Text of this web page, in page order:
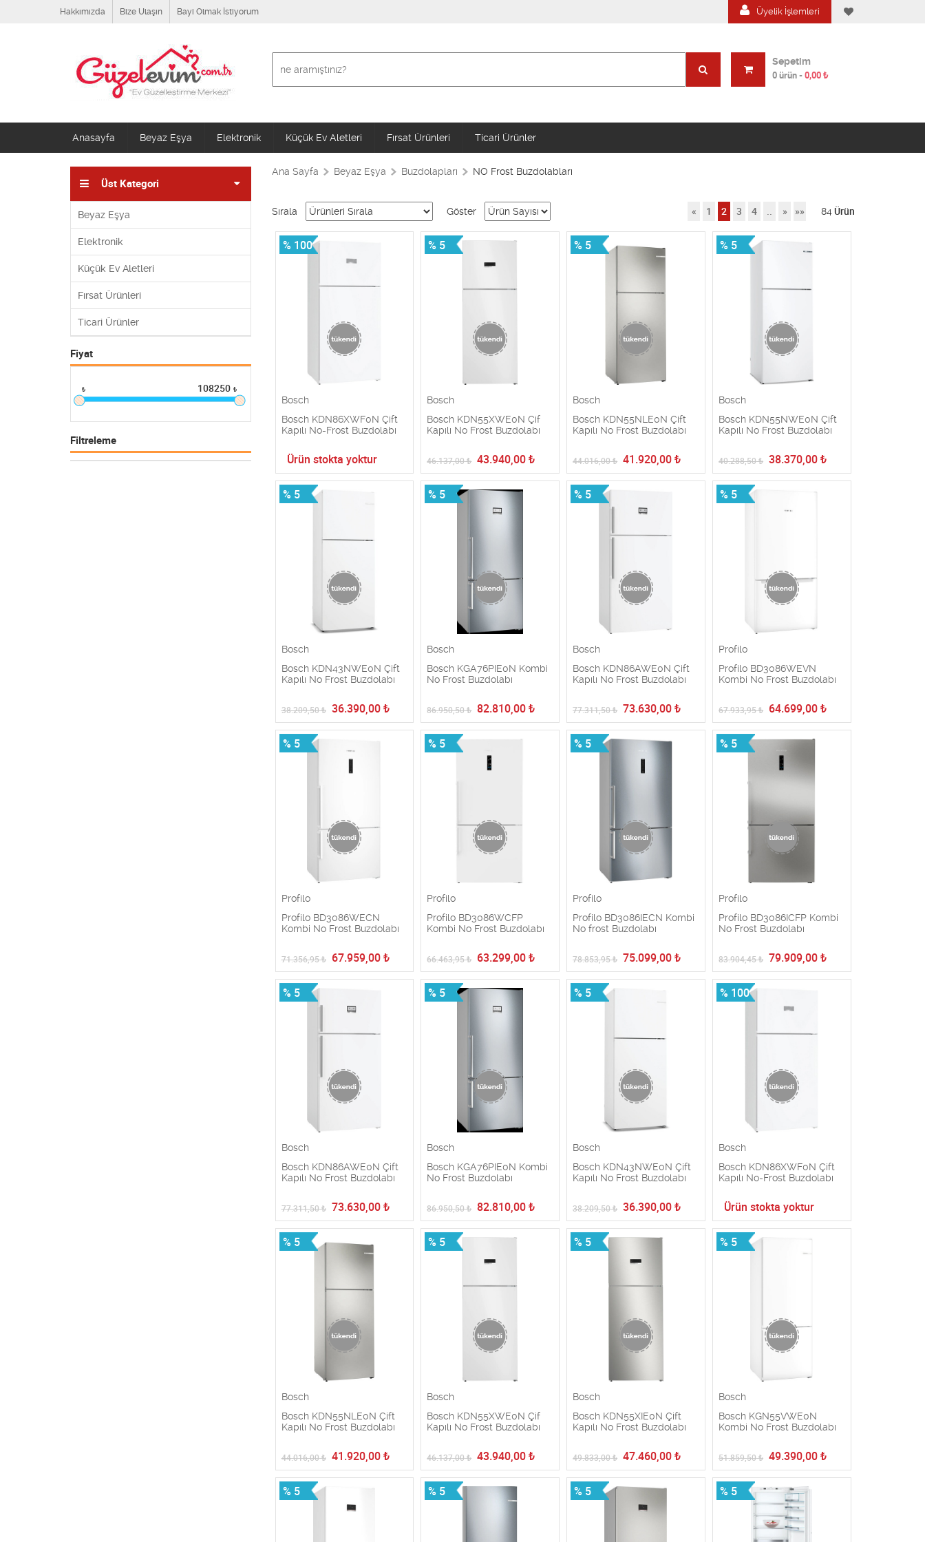
Hakkımızda Bize Ulaşın Bayi Olmak İstiyorum Üyelik İşlemleri
Sepetim
0 ürün - 0,00 ₺
Anasayfa Beyaz Eşya Elektronik Küçük Ev Aletleri Fırsat Ürünleri Ticari Ürünler
Üst Kategori
Beyaz Eşya
Elektronik
Küçük Ev Aletleri
Fırsat Ürünleri
Ticari Ürünler
Fiyat
₺ 108250₺
Filtreleme
Ana Sayfa Beyaz Eşya Buzdolapları NO Frost Buzdolabları
Sırala Göster 84Ürün
« 1 2 3 4 » »»
% 100
Bosch
Bosch KDN86XWF0N Çift
Kapılı No-Frost Buzdolabı
Ürün stokta yoktur
% 5
Bosch
Bosch KDN55XWE0N Çif
Kapılı No Frost Buzdolabı
46.137,00₺ 43.940,00 ₺
% 5
Bosch
Bosch KDN55NLE0N Çift
Kapılı No Frost Buzdolabı
44.016,00₺ 41.920,00 ₺
% 5
Bosch
Bosch KDN55NWE0N Çift
Kapılı No Frost Buzdolabı
40.288,50₺ 38.370,00 ₺
% 5
Bosch
Bosch KDN43NWE0N Çift
Kapılı No Frost Buzdolabı
38.209,50₺ 36.390,00₺
% 5
Bosch
Bosch KGA76PIE0N Kombi
No Frost Buzdolabı
86.950,50₺ 82.810,00 ₺
% 5
Bosch
Bosch KDN86AWE0N Çift
Kapılı No Frost Buzdolabı
77.311,50₺ 73.630,00 ₺
% 5
Profilo
Profilo BD3086WEVN
Kombi No Frost Buzdolabı
67.933,95₺ 64.699,00 ₺
% 5
Profilo
Profilo BD3086WECN
Kombi No Frost Buzdolabı
71.356,95₺ 67.959,00₺
% 5
Profilo
Profilo BD3086WCFP
Kombi No Frost Buzdolabı
66.463,95₺ 63.299,00 ₺
% 5
Profilo
Profilo BD3086IECN Kombi
No frost Buzdolabı
78.853,95₺ 75.099,00 ₺
% 5
Profilo
Profilo BD3086ICFP Kombi
No Frost Buzdolabı
83.904,45₺ 79.909,00 ₺
% 5
Bosch
Bosch KDN86AWE0N Çift
Kapılı No Frost Buzdolabı
77.311,50₺ 73.630,00₺
% 5
Bosch
Bosch KGA76PIE0N Kombi
No Frost Buzdolabı
86.950,50₺ 82.810,00 ₺
% 5
Bosch
Bosch KDN43NWE0N Çift
Kapılı No Frost Buzdolabı
38.209,50₺ 36.390,00 ₺
% 100
Bosch
Bosch KDN86XWF0N Çift
Kapılı No-Frost Buzdolabı
Ürün stokta yoktur
% 5
Bosch
Bosch KDN55NLE0N Çift
Kapılı No Frost Buzdolabı
44.016,00₺ 41.920,00₺
% 5
Bosch
Bosch KDN55XWE0N Çif
Kapılı No Frost Buzdolabı
46.137,00₺ 43.940,00 ₺
% 5
Bosch
Bosch KDN55XIE0N Çift
Kapılı No Frost Buzdolabı
49.833,00₺ 47.460,00 ₺
% 5
Bosch
Bosch KGN55VWE0N
Kombi No Frost Buzdolabı
51.859,50₺ 49.390,00 ₺
% 5 % 5 % 5 % 5